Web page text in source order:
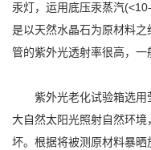
汞灯，运用底压汞蒸汽
是以天然水晶石为原材料
管的紫外光透射率很高，一
紫外光老化试验箱选用
大自然太阳光照射自然环
坏。根据将被测原材料暴